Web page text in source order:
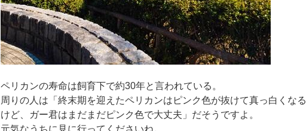
ペリカンの寿命は飼育下で約30年と言われている。
周りの人は「終末期を迎えたペリカンはピンク色が抜けて真っ白くなる
けど、ガー君はまだまだピンク色で大丈夫」だそうですよ。
元気なうちに見に行ってくださいね。